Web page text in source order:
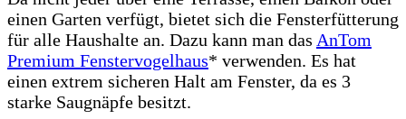
einen Garten verfügt, bietet sich die Fensterfütterung
für alle Haushalte an. Dazu kann man das AnTom
Premium Fenstervogelhaus* verwenden. Es hat
einen extrem sicheren Halt am Fenster, da es 3
starke Saugnäpfe besitzt.